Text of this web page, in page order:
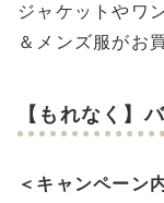
ジャケットやワ
＆メンズ服がお
【もれなく】
＜キャンペーン